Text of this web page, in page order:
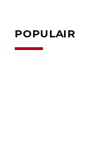
POPULAIR